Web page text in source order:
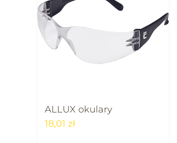
ALLUX okulary
18,01 zł